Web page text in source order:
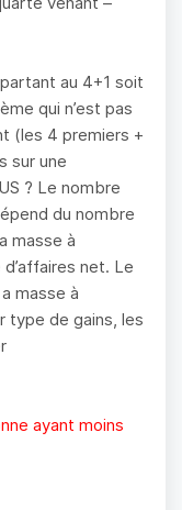
au 4+1 soit
qui n’est pas
(les 4 premiers +
sur une
? Le nombre
du nombre
masse à
net. Le
masse à
type de gains, les
ayant moins